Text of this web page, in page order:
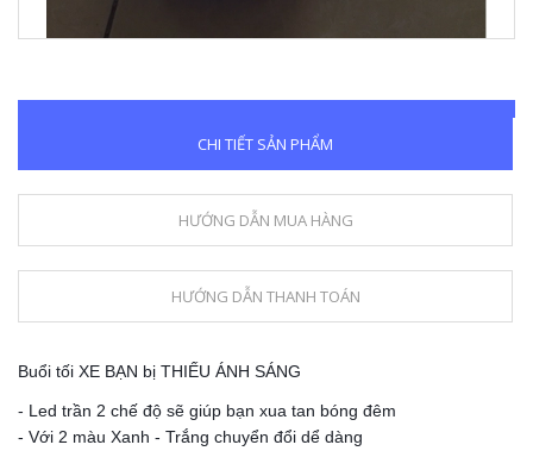
CHI TIẾT SẢN PHẨM
HƯỚNG DẪN MUA HÀNG
HƯỚNG DẪN THANH TOÁN
Buổi tối XE BẠN bị THIẾU ÁNH SÁNG
- Led trần 2 chế độ sẽ giúp bạn xua tan bóng đêm
- Với 2 màu Xanh - Trắng chuyển đổi dể dàng